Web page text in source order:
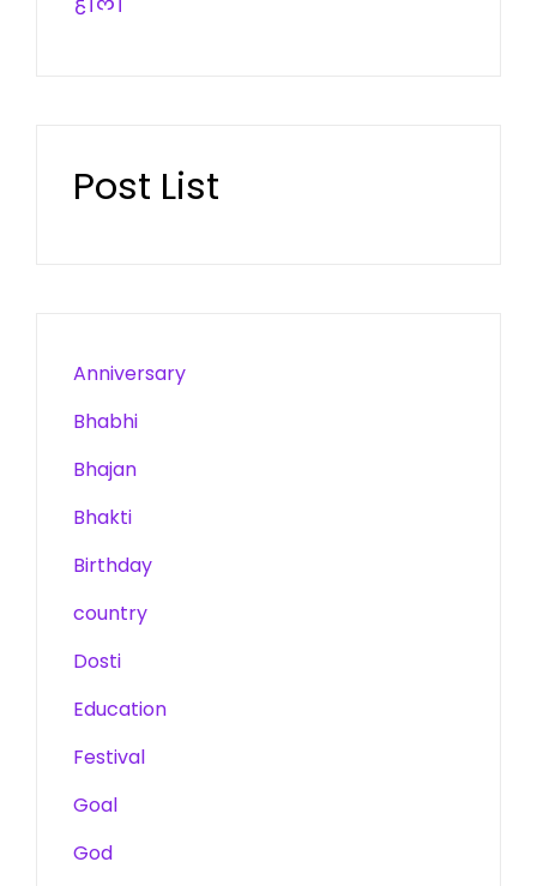
Post List
Anniversary
Bhabhi
Bhajan
Bhakti
Birthday
country
Dosti
Education
Festival
Goal
God